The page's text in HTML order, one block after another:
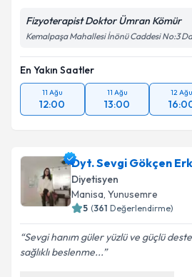
Fizyoterapist Doktor Ümran Kömür
Kemalpaşa Mahallesi İnönü Caddesi No:3
En Yakın Saatler
11 Ağu
12:00
11 Ağu
13:00
12 Ağu
Dyt. Sevgi Gökçen
Diyetisyen
Manisa, Yunusemre
5 (361 Değerlendirme)
Sevgi hanım güler yüzlü ve güçlü
sağlıklı beslenme...